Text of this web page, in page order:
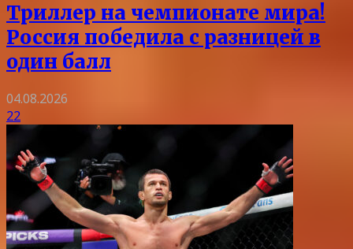
Триллер на чемпионате мира!
Россия победила с разницей в
один балл
04.08.2026
22